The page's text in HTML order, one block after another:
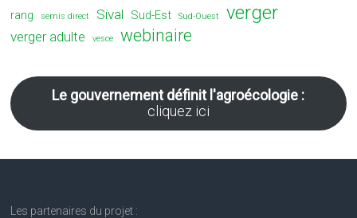
rang semis direct Sival Sud-Est Sud-Ouest verger
verger adulte vesce webinaire
Le gouvernement définit l'agroécologie :
cliquez ici
Les partenaires du projet :